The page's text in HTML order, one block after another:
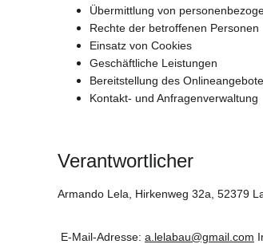
Übermittlung von
Rechte der betroffenen Personen
Einsatz von Cookies
Geschäftliche Leistungen
Bereitstellung des
Kontakt- und Anfragenverwaltung
Verantwortlicher
Armando Lela, Hirkenweg 32a, 52379
E-Mail-Adresse: a.lelabau@gmail.com